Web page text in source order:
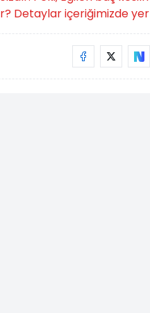
Detaylar içeriğimizde yer